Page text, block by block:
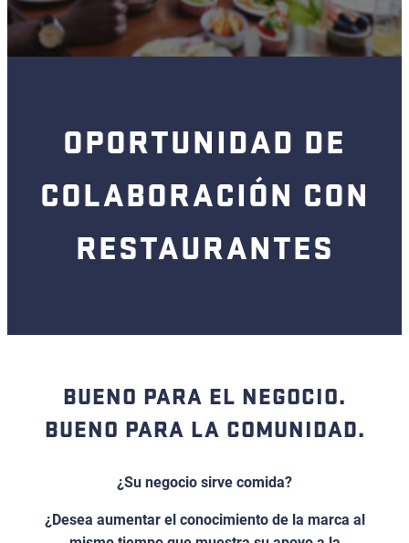
OPORTUNIDAD DE
COLABORACIÓN CON
RESTAURANTES
BUENO PARA EL NEGOCIO.
BUENO PARA LA COMUNIDAD.
¿Su negocio sirve comida?
¿Desea aumentar el conocimiento de la marca al